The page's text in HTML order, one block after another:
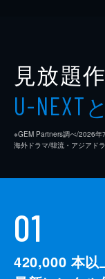
見放題
U-NEXT
※GEM Partners調べ/2026年
海外ドラマ/韓流・アジアド
01
420,000 本以